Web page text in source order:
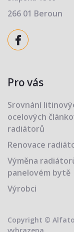
266 01 Beroun
Pro vás
Srovnání
ocelových
radiátorů
Renovace
Výměna
panelovém bytě
Výrobci
Copyright ©